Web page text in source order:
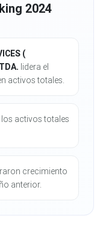
2024
(
lidera el
activos totales.
activos totales
crecimiento
anterior.